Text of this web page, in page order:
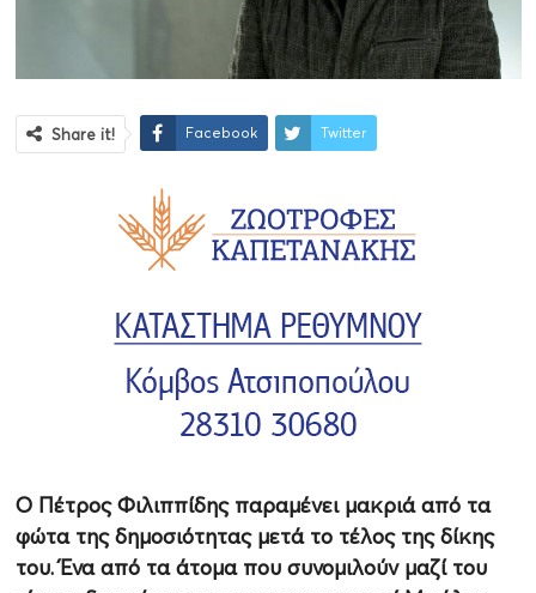
Share it! Facebook Twitter
Ο Πέτρος Φιλιππίδης παραμένει μακριά από τα
φώτα της δημοσιότητας μετά το τέλος της δίκης
του. Ένα από τα άτομα που συνομιλούν μαζί του